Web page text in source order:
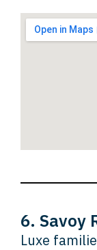
6. Savoy
Luxe